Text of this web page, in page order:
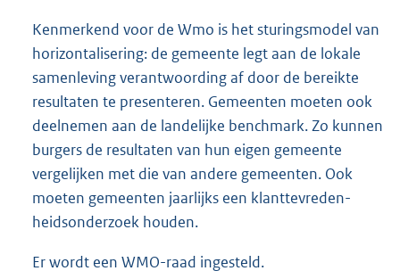
Kenmerkend voor de Wmo is het sturingsmodel van
horizontalisering: de gemeente legt aan de lokale
samenleving verantwoording af door de bereikte
resultaten te presenteren. Gemeenten moeten ook
deelnemen aan de landelijke benchmark. Zo kunnen
burgers de resultaten van hun eigen gemeente
vergelijken met die van andere gemeenten. Ook
moeten gemeenten jaarlijks een klanttevreden-
heidsonderzoek houden.
Er wordt een WMO-raad ingesteld.